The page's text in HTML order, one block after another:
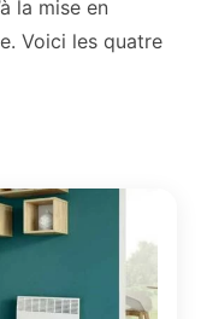
la mise en
Voici les quatre